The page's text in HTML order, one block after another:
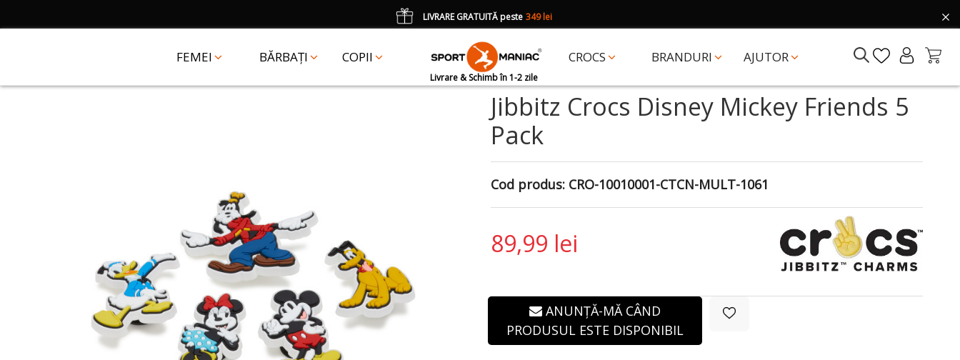
FEMEI BĂRBAȚI COPII CROCS BRANDURI AJUTOR
Livrare & Schimb în 1-2 zile
LIVRARE GRATUITĂ peste 349 lei
CADOUun accesoriu Crocs Jibbitz în val. de 25 lei cu codul: JIBBITZ
Jibbitz Crocs Disney Mickey Friends 5
Pack
Cod produs: CRO-10010001-CTCN-MULT-1061
89,99 lei
ANUNȚĂ-MĂ CÂND
PRODUSUL ESTE DISPONIBIL